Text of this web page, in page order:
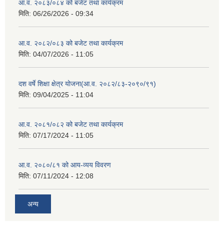
आ.व. २०८३/०८४ को बजेट तथा कार्यक्रम
मिति: 06/26/2026 - 09:34
आ.व. २०८२/०८३ को बजेट तथा कार्यक्रम
मिति: 04/07/2026 - 11:05
दश वर्षे शिक्षा क्षेत्र योजना(आ.व. २०८२/८३-२०९०/९१)
मिति: 09/04/2025 - 11:04
आ.व. २०८१/०८२ को बजेट तथा कार्यक्रम
मिति: 07/17/2024 - 11:05
आ.व. २०८०/८१ को आय-व्यय विवरण
मिति: 07/11/2024 - 12:08
अन्य